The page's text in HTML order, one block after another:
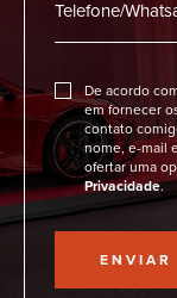
De acordo
em fornecer
contato
nome, e-mail
ofertar uma
Privacidade.
ENVIAR